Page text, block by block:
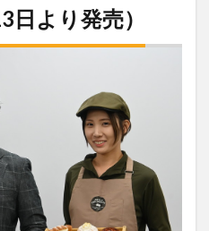
より発売）